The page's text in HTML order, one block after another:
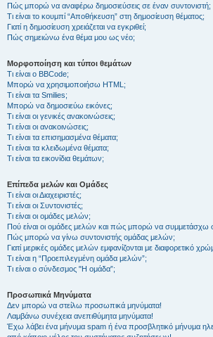
Πώς μπορώ να αναφέρω δημοσιεύσεις σε έναν συντονιστή;
Τι είναι το κουμπί “Αποθήκευση” στη δημοσίευση θέματος;
Γιατί η δημοσίευση χρειάζεται να εγκριθεί;
Πώς σημειώνω ένα θέμα μου ως νέο;
Μορφοποίηση και τύποι θεμάτων
Τι είναι ο BBCode;
Μπορώ να χρησιμοποιήσω HTML;
Τι είναι τα Smilies;
Μπορώ να δημοσιεύω εικόνες;
Τι είναι οι γενικές ανακοινώσεις;
Τι είναι οι ανακοινώσεις;
Τι είναι τα επισημασμένα θέματα;
Τι είναι τα κλειδωμένα θέματα;
Τι είναι τα εικονίδια θεμάτων;
Επίπεδα μελών και Ομάδες
Τι είναι οι Διαχειριστές;
Τι είναι οι Συντονιστές;
Τι είναι οι ομάδες μελών;
Πού είναι οι ομάδες μελών και πώς μπορώ να συμμετάσχω
Πώς μπορώ να γίνω συντονιστής ομάδας μελών;
Γιατί μερικές ομάδες μελών εμφανίζονται με διαφορετικό
Τι είναι η “Προεπιλεγμένη ομάδα μελών”;
Τι είναι ο σύνδεσμος "Η ομάδα”;
Προσωπικά Μηνύματα
Δεν μπορώ να στείλω προσωπικά μηνύματα!
Λαμβάνω συνέχεια ανεπιθύμητα μηνύματα!
Έχω λάβει ένα μήνυμα spam ή ένα προσβλητικό μήνυμα